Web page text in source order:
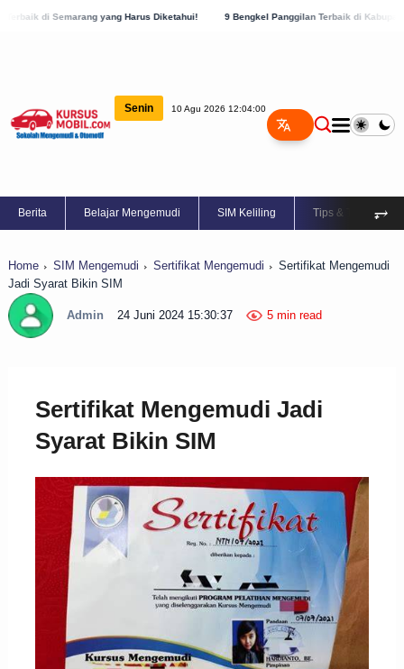
yang Harus Diketahui! 9 Bengkel Panggilan Terbaik di Kabupaten Semarang, Cek
Senin 10 Agu 2026 12:04:01
Berita Belajar Mengemudi SIM Keliling Tips & Trik ⥅
Home SIM Mengemudi Sertifikat Mengemudi
Sertifikat Mengemudi
Jadi Syarat Bikin SIM
Admin 24 Juni 2024 15:30:37 5 min read
Sertifikat Mengemudi Jadi
Syarat Bikin SIM